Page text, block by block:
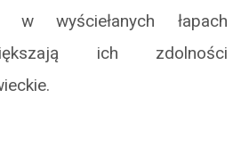
w wyściełanych łapach
ich zdolności